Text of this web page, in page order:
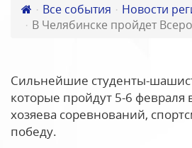
Все события
Новости
В Челябинске пройдет
Сильнейшие студенты-
которые пройдут 5-6
хозяева соревнований,
победу.